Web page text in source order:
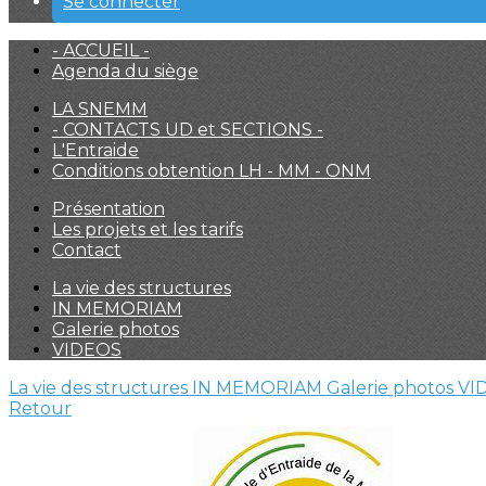
- ACCUEIL -
Agenda du siège
LA SNEMM
- CONTACTS UD et SECTIONS -
L'Entraide
Conditions obtention LH - MM - ONM
Présentation
Les projets et les tarifs
Contact
La vie des structures
IN MEMORIAM
Galerie photos
VIDEOS
La vie des structures IN MEMORIAM Galerie photos
Retour